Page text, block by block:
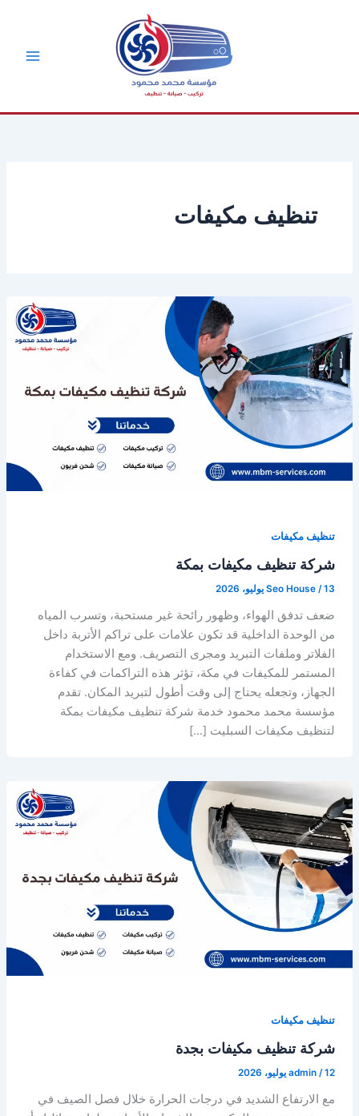
تنظيف مكيفات
تنظيف مكيفات
شركة تنظيف مكيفات بمكة
Seo House /13 يوليو، 2026
ضعف تدفق الهواء، وظهور رائحة غير مستحبة، وتسرب المياه
من الوحدة الداخلية قد تكون علامات على تراكم الأتربة داخل
الفلاتر وملفات التبريد ومجرى التصريف. ومع الاستخدام
المستمر للمكيفات في مكة، تؤثر هذه التراكمات في كفاءة
الجهاز، وتجعله يحتاج إلى وقت أطول لتبريد المكان. تقدم
مؤسسة محمد محمود خدمة شركة تنظيف مكيفات بمكة
لتنظيف مكيفات السبليت […]
تنظيف مكيفات
شركة تنظيف مكيفات بجدة
admin/12 يوليو، 2026
مع الارتفاع الشديد في درجات الحرارة خلال فصل الصيف في